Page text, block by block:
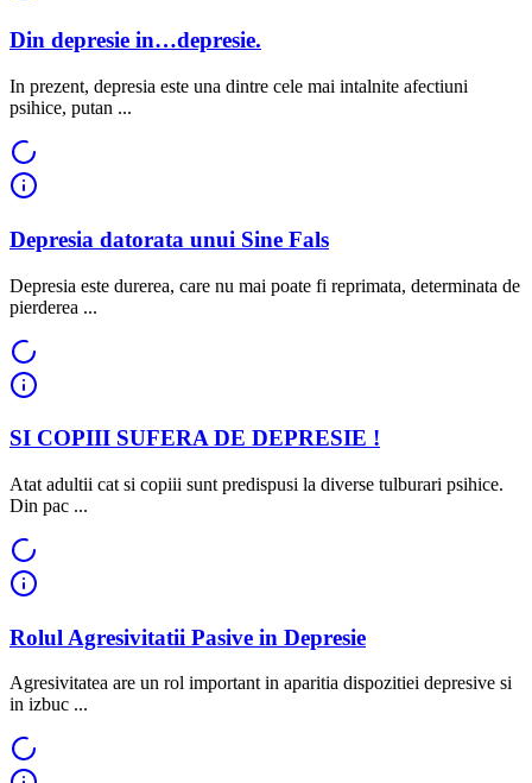
Din depresie in…depresie.
In prezent, depresia este una dintre cele mai intalnite afectiuni
psihice, putan ...
Depresia datorata unui Sine Fals
Depresia este durerea, care nu mai poate fi reprimata, determinata de
pierderea ...
SI COPIII SUFERA DE DEPRESIE !
Atat adultii cat si copiii sunt predispusi la diverse tulburari psihice.
Din pac ...
Rolul Agresivitatii Pasive in Depresie
Agresivitatea are un rol important in aparitia dispozitiei depresive si
in izbuc ...